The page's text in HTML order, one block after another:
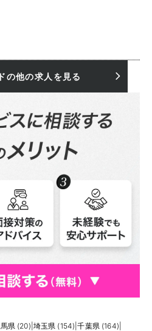
の他の求人を見る
県 (20) 埼玉県 (154) |千葉県 (164)